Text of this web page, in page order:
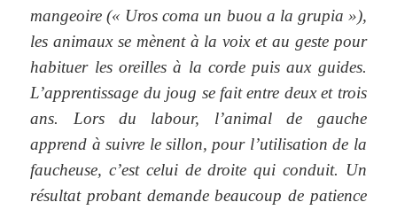
mangeoire (« Uros coma un buou a la grupia »),
les animaux se mènent à la voix et au geste pour
habituer les oreilles à la corde puis aux guides.
L’apprentissage du joug se fait entre deux et trois
ans. Lors du labour, l’animal de gauche
apprend à suivre le sillon, pour l’utilisation de la
faucheuse, c’est celui de droite qui conduit. Un
résultat probant demande beaucoup de patience